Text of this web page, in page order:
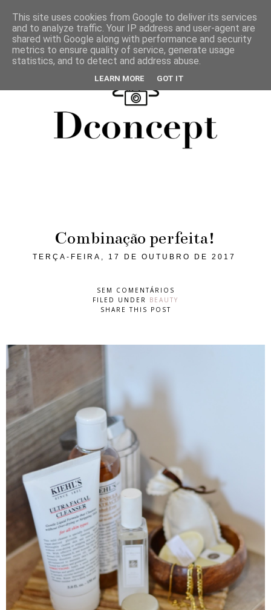
Combinação perfeita!
TERÇA-FEIRA, 17 DE OUTUBRO DE 2017
SEM COMENTÁRIOS
FILED UNDER BEAUTY
SHARE THIS POST
This site uses cookies from Google to deliver its services
and to analyze traffic. Your IP address and user-agent are
shared with Google along with performance and security
metrics to ensure quality of service, generate usage
statistics, and to detect and address abuse.
LEARN MORE GOT IT